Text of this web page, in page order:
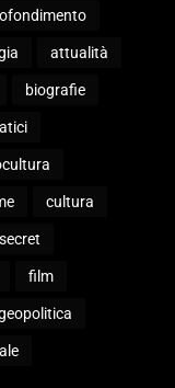
attualità
biografie
cultura
film